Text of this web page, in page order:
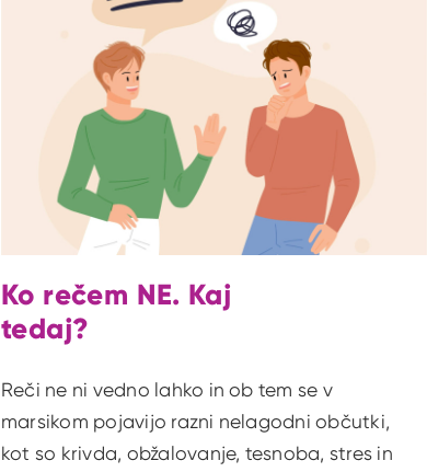
Ko rečem NE. Kaj
tedaj?
Reči ne ni vedno lahko in ob tem se v
marsikom pojavijo razni nelagodni občutki,
kot so krivda, obžalovanje, tesnoba, stres in